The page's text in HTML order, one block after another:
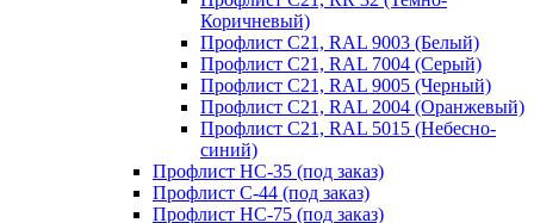
Коричневый)
Профлист С21, RAL 9003 (Белый)
Профлист С21, RAL 7004 (Серый)
Профлист С21, RAL 9005 (Черный)
Профлист С21, RAL 2004 (Оранжевый)
Профлист С21, RAL 5015 (Небесно-
синий)
Профлист НС-35 (под заказ)
Профлист С-44 (под заказ)
Профлист НС-75 (под заказ)